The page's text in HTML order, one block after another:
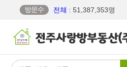
방문수 전체 : 51,387,353명